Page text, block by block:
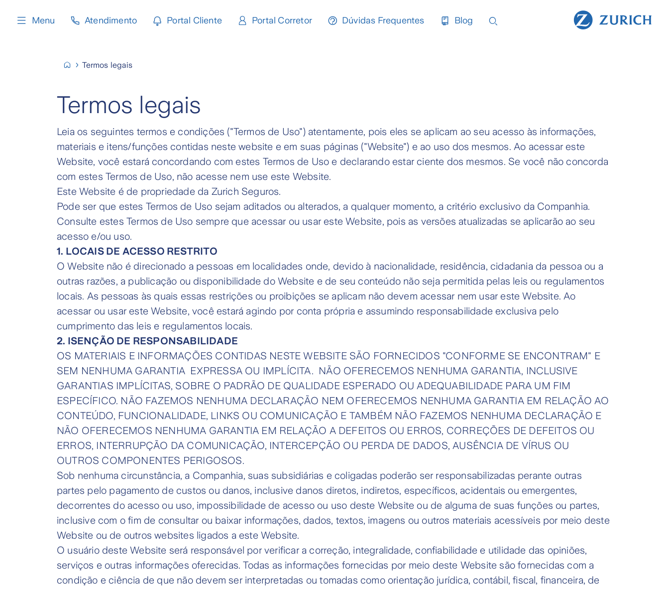
Menu Atendimento Portal Cliente Portal Corretor Dúvidas Frequentes Blog
Termos legais
Termos legais
Leia os seguintes termos e condições ("Termos de Uso") atentamente, pois eles se aplicam ao seu acesso às informações,
materiais e itens/funções contidas neste website e em suas páginas ("Website") e ao uso dos mesmos. Ao acessar este
Website, você estará concordando com estes Termos de Uso e declarando estar ciente dos mesmos. Se você não concorda
com estes Termos de Uso, não acesse nem use este Website.
Este Website é de propriedade da Zurich Seguros.
Pode ser que estes Termos de Uso sejam aditados ou alterados, a qualquer momento, a critério exclusivo da Companhia.
Consulte estes Termos de Uso sempre que acessar ou usar este Website, pois as versões atualizadas se aplicarão ao seu
acesso e/ou uso.
1. LOCAIS DE ACESSO RESTRITO
O Website não é direcionado a pessoas em localidades onde, devido à nacionalidade, residência, cidadania da pessoa ou a
outras razões, a publicação ou disponibilidade do Website e de seu conteúdo não seja permitida pelas leis ou regulamentos
locais. As pessoas às quais essas restrições ou proibições se aplicam não devem acessar nem usar este Website. Ao
acessar ou usar este Website, você estará agindo por conta própria e assumindo responsabilidade exclusiva pelo
cumprimento das leis e regulamentos locais.
2. ISENÇÃO DE RESPONSABILIDADE
OS MATERIAIS E INFORMAÇÕES CONTIDAS NESTE WEBSITE SÃO FORNECIDOS "CONFORME SE ENCONTRAM" E
SEM NENHUMA GARANTIA EXPRESSA OU IMPLÍCITA. NÃO OFERECEMOS NENHUMA GARANTIA, INCLUSIVE
GARANTIAS IMPLÍCITAS, SOBRE O PADRÃO DE QUALIDADE ESPERADO OU ADEQUABILIDADE PARA UM FIM
ESPECÍFICO. NÃO FAZEMOS NENHUMA DECLARAÇÃO NEM OFERECEMOS NENHUMA GARANTIA EM RELAÇÃO AO
CONTEÚDO, FUNCIONALIDADE, LINKS OU COMUNICAÇÃO E TAMBÉM NÃO FAZEMOS NENHUMA DECLARAÇÃO E
NÃO OFERECEMOS NENHUMA GARANTIA EM RELAÇÃO A DEFEITOS OU ERROS, CORREÇÕES DE DEFEITOS OU
ERROS, INTERRUPÇÃO DA COMUNICAÇÃO, INTERCEPÇÃO OU PERDA DE DADOS, AUSÊNCIA DE VÍRUS OU
OUTROS COMPONENTES PERIGOSOS.
Sob nenhuma circunstância, a Companhia, suas subsidiárias e coligadas poderão ser responsabilizadas perante outras
partes pelo pagamento de custos ou danos, inclusive danos diretos, indiretos, específicos, acidentais ou emergentes,
decorrentes do acesso ou uso, impossibilidade de acesso ou uso deste Website ou de alguma de suas funções ou partes,
inclusive com o fim de consultar ou baixar informações, dados, textos, imagens ou outros materiais acessíveis por meio deste
Website ou de outros websites ligados a este Website.
O usuário deste Website será responsável por verificar a correção, integralidade, confiabilidade e utilidade das opiniões,
serviços e outras informações oferecidas. Todas as informações fornecidas por meio deste Website são fornecidas com a
condição e ciência de que não devem ser interpretadas ou tomadas como orientação jurídica, contábil, fiscal, financeira, de